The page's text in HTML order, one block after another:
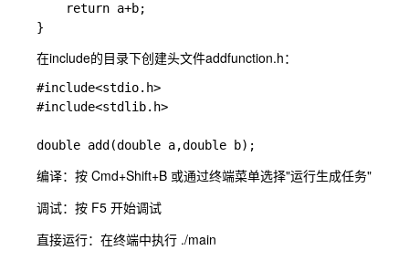
    return a+b;
在include的目录下创建头文件addfunction.h：
#include<stdio.h>
#include<stdlib.h>
编译：按 Cmd+Shift+B 或通过终端菜单选择"运行生成任务"
调试：按 F5 开始调试
直接运行：在终端中执行 ./main